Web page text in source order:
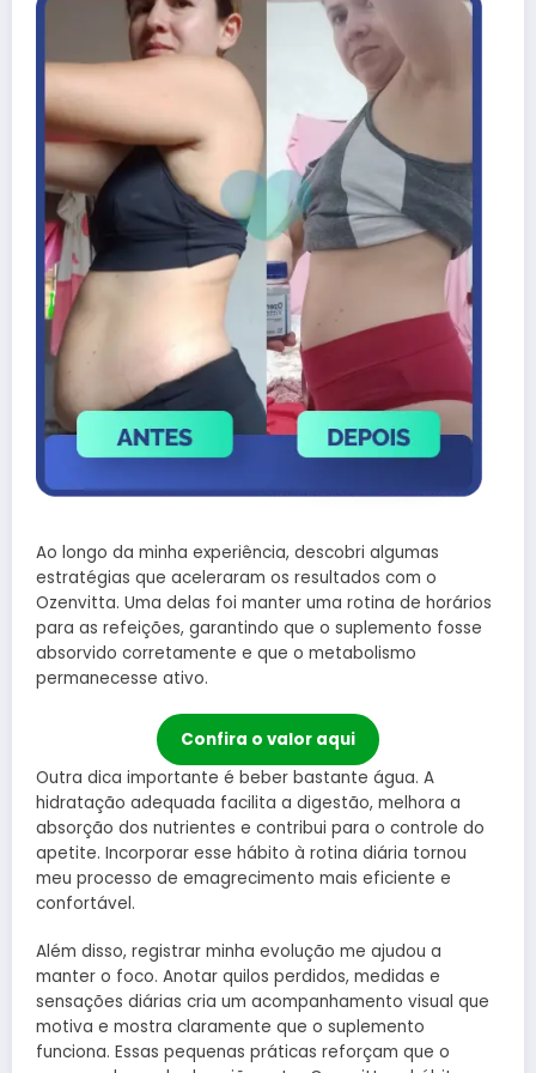
Ao longo da minha experiência, descobri algumas
estratégias que aceleraram os resultados com o
Ozenvitta. Uma delas foi manter uma rotina de horários
para as refeições, garantindo que o suplemento fosse
absorvido corretamente e que o metabolismo
permanecesse ativo.
Confira o valor aqui
Outra dica importante é beber bastante água. A
hidratação adequada facilita a digestão, melhora a
absorção dos nutrientes e contribui para o controle do
apetite. Incorporar esse hábito à rotina diária tornou
meu processo de emagrecimento mais eficiente e
confortável.
Além disso, registrar minha evolução me ajudou a
manter o foco. Anotar quilos perdidos, medidas e
sensações diárias cria um acompanhamento visual que
motiva e mostra claramente que o suplemento
funciona. Essas pequenas práticas reforçam que o